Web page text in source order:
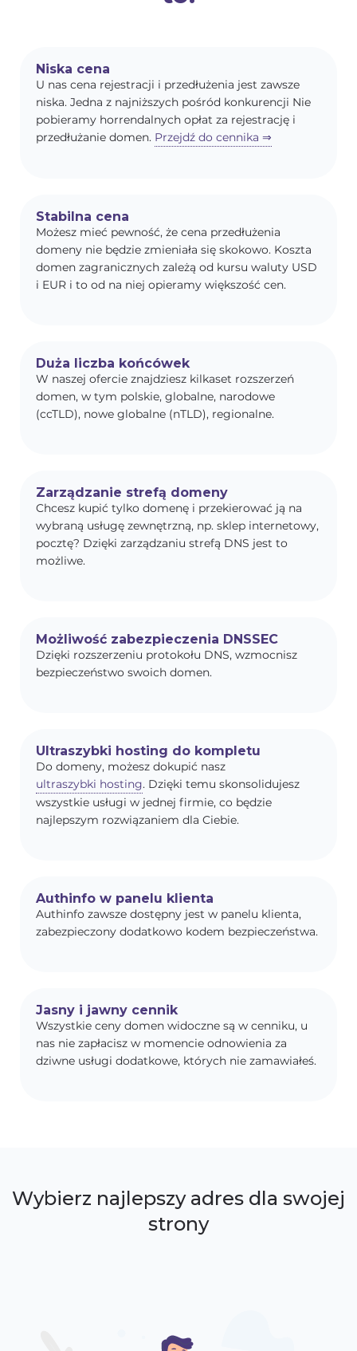
Niska cena
U nas cena rejestracji i przedłużenia jest zawsze
niska. Jedna z najniższych pośród konkurencji Nie
pobieramy horrendalnych opłat za rejestrację i
przedłużanie domen. Przejdź do cennika ⇒
Stabilna cena
Możesz mieć pewność, że cena przedłużenia
domeny nie będzie zmieniała się skokowo. Koszta
domen zagranicznych zależą od kursu waluty USD
i EUR i to od na niej opieramy większość cen.
Duża liczba końcówek
W naszej ofercie znajdziesz kilkaset rozszerzeń
domen, w tym polskie, globalne, narodowe
(ccTLD), nowe globalne (nTLD), regionalne.
Zarządzanie strefą domeny
Chcesz kupić tylko domenę i przekierować ją na
wybraną usługę zewnętrzną, np. sklep internetowy,
pocztę? Dzięki zarządzaniu strefą DNS jest to
możliwe.
Możliwość zabezpieczenia DNSSEC
Dzięki rozszerzeniu protokołu DNS, wzmocnisz
bezpieczeństwo swoich domen.
Ultraszybki hosting do kompletu
Do domeny, możesz dokupić nasz
ultraszybki hosting. Dzięki temu skonsolidujesz
wszystkie usługi w jednej firmie, co będzie
najlepszym rozwiązaniem dla Ciebie.
Authinfo w panelu klienta
Authinfo zawsze dostępny jest w panelu klienta,
zabezpieczony dodatkowo kodem bezpieczeństwa.
Jasny i jawny cennik
Wszystkie ceny domen widoczne są w cenniku, u
nas nie zapłacisz w momencie odnowienia za
dziwne usługi dodatkowe, których nie zamawiałeś.
Wybierz najlepszy adres dla swojej
strony